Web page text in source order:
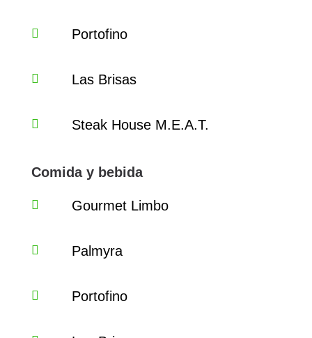
Portofino
Las Brisas
Steak House M.E.A.T.
Comida y bebida
Gourmet Limbo
Palmyra
Portofino